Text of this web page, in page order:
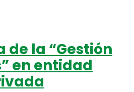
la “Gestión
en entidad